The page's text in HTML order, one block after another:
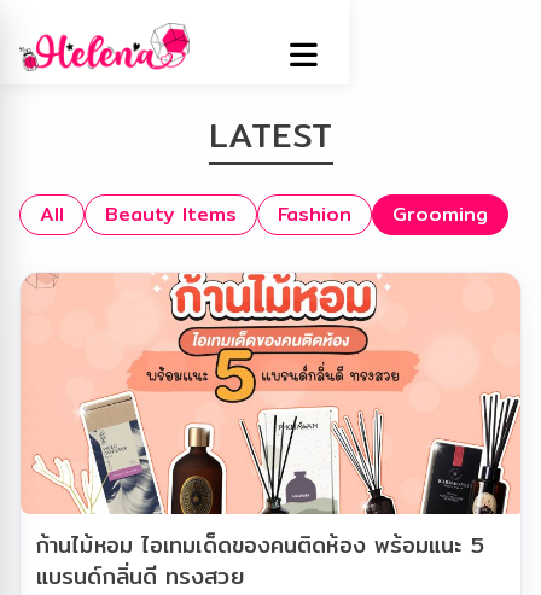
LATEST
All Beauty Items Fashion Grooming
ก้านไม้หอม ไอเทมเด็ดของคนติดห้อง พร้อมแนะ 5
แบรนด์กลิ่นดี ทรงสวย